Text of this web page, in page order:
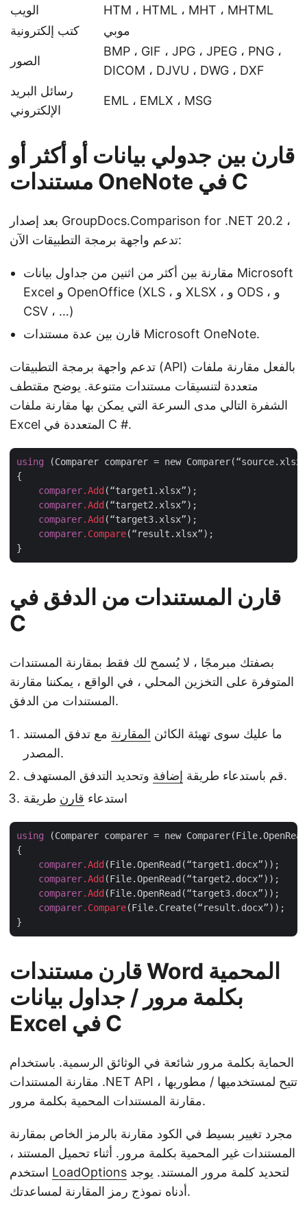
الويب
HTM ، HTML ، MHT ، MHTML
كتب إلكترونية
موبي
الصور
BMP ، GIF ، JPG ، JPEG ، PNG ،
DICOM ، DJVU ، DWG ، DXF
رسائل البريد
الإلكتروني
EML ، EMLX ، MSG
قارن بين جدولي بيانات أو أكثر أو
مستندات OneNote في C
بعد إصدار GroupDocs.Comparison for .NET 20.2 ،
تدعم واجهة برمجة التطبيقات الآن:
مقارنة بين أكثر من اثنين من جداول بيانات Microsoft
Excel و OpenOffice (XLS ، و XLSX ، و ODS ، و
CSV ، …)
قارن بين عدة مستندات Microsoft OneNote.
تدعم واجهة برمجة التطبيقات (API) بالفعل مقارنة ملفات
متعددة لتنسيقات مستندات متنوعة. يوضح مقتطف
الشفرة التالي مدى السرعة التي يمكن بها مقارنة ملفات
Excel المتعددة في C #.
using (Comparer comparer = new
{
comparer.Add (“target1.xlsx”);
comparer.Add (“target2.xlsx”);
comparer.Add (“target3.xlsx”);
comparer.Compare(“result.xlsx”);
قارن المستندات من الدفق في
C
بصفتك مبرمجًا ، لا يُسمح لك فقط بمقارنة المستندات
المتوفرة على التخزين المحلي ، في الواقع ، يمكننا مقارنة
المستندات من الدفق.
ما عليك سوى تهيئة الكائن المقارنة مع تدفق المستند
المصدر.
قم باستدعاء طريقة إضافة
وتحديد التدفق المستهدف.
استدعاء قارن طريقة
using (Comparer comparer = new
{
comparer.Add (File.OpenRead(“target1.docx”));
comparer.Add (File.OpenRead(“target2.docx”));
comparer.Add (File.OpenRead(“target3.docx”));
comparer.Compare(File.Create(“result.docx”));
قارن مستندات Word المحمية
بكلمة مرور / جداول بيانات
Excel في C
الحماية بكلمة مرور شائعة في الوثائق الرسمية. باستخدام
مقارنة المستندات .NET API ، تتيح لمستخدميها / مطوريها
مقارنة المستندات المحمية بكلمة مرور.
مجرد تغيير بسيط في الكود مقارنة بالرمز الخاص بمقارنة
المستندات غير المحمية بكلمة مرور. أثناء تحميل المستند ،
LoadOptions
أدناه نموذج رمز المقارنة لمساعدتك.